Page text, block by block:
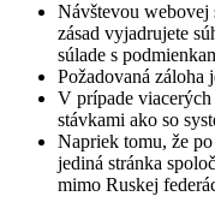
Návštevou
zásad vyjadrujete
súlade s
Požadovaná záloha
V prípade
stávkami ako so
Napriek tomu, že
jediná stránka
mimo Ruskej